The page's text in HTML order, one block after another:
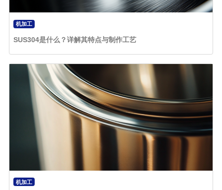
机加工
SUS304是什么？详解其特点与制作工艺
机加工